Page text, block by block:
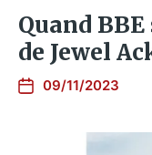
Quand
de Jewel
09/11/2023